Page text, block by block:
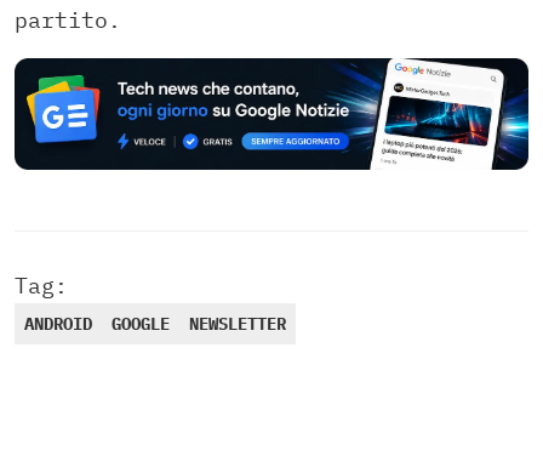
partito.
Tag:
ANDROID GOOGLE NEWSLETTER